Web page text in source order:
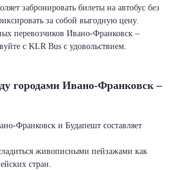
забронировать билеты на автобус без
за собой выгодную цену.
перевозчиков Ивано-Франковск –
с KLR Bus с удовольствием.
городами Ивано-Франковск –
Франковск и Будапешт составляет
живописными пейзажами как
стран.